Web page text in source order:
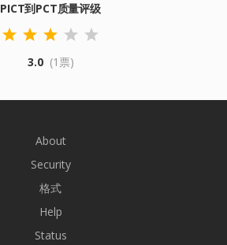
PICT到PCT质量评级
3.0 (1票)
About
Security
格式
Help
Status